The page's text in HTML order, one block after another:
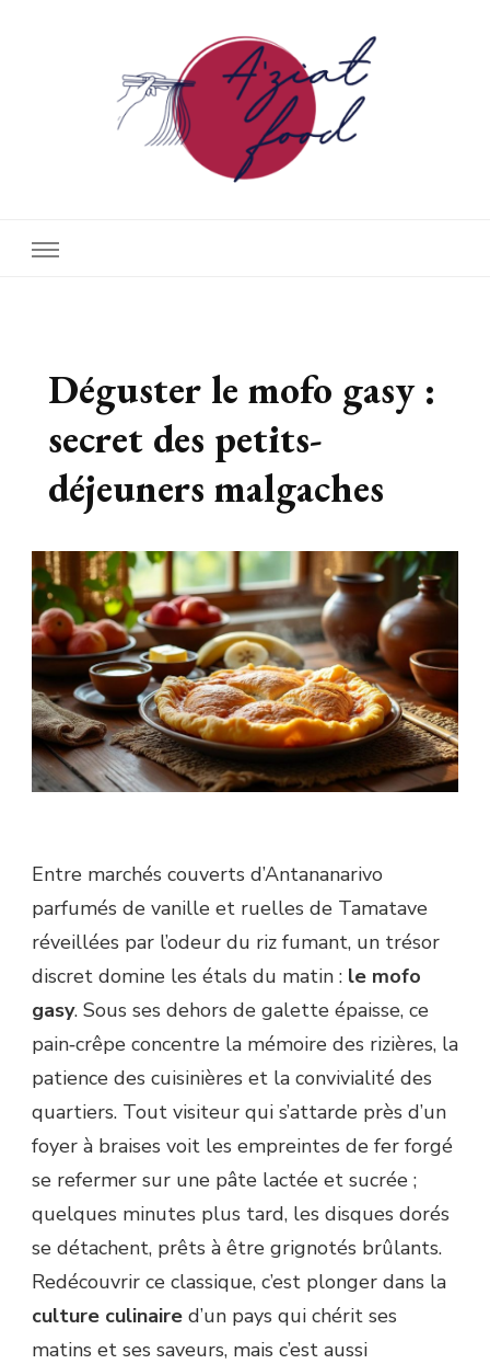
Déguster le mofo gasy :
secret des petits-
déjeuners malgaches
Entre marchés couverts d’Antananarivo
parfumés de vanille et ruelles de Tamatave
réveillées par l’odeur du riz fumant, un trésor
discret domine les étals du matin : le mofo
gasy. Sous ses dehors de galette épaisse, ce
pain‐crêpe concentre la mémoire des rizières, la
patience des cuisinières et la convivialité des
quartiers. Tout visiteur qui s’attarde près d’un
foyer à braises voit les empreintes de fer forgé
se refermer sur une pâte lactée et sucrée ;
quelques minutes plus tard, les disques dorés
se détachent, prêts à être grignotés brûlants.
Redécouvrir ce classique, c’est plonger dans la
culture culinaire d’un pays qui chérit ses
matins et ses saveurs, mais c’est aussi